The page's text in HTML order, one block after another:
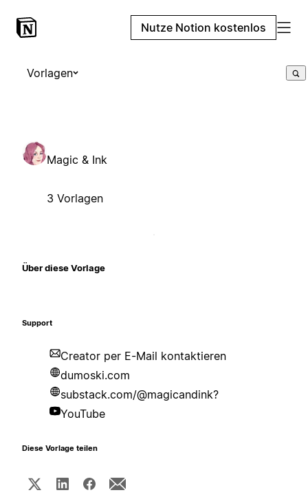
Nutze Notion kostenlos
Vorlagen
Magic & Ink
3 Vorlagen
Über diese Vorlage
Support
Creator per E-Mail kontaktieren
dumoski.com
substack.com/@magicandink?
YouTube
Diese Vorlage teilen